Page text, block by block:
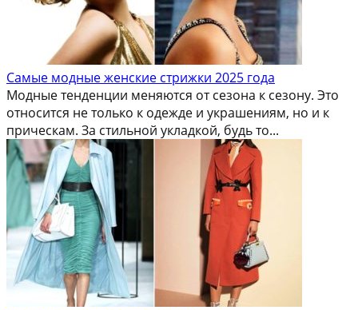
Самые модные женские стрижки 2025 года
Модные тенденции меняются от сезона к сезону. Это
относится не только к одежде и украшениям, но и к
прическам. За стильной укладкой, будь то...